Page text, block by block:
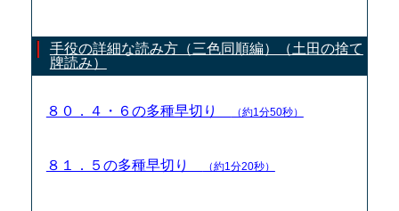
手役の詳細な読み方（三色同順編）（土田の捨て
牌読み）
８０．４・６の多種早切り （約1分50秒）
８１．５の多種早切り （約1分20秒）